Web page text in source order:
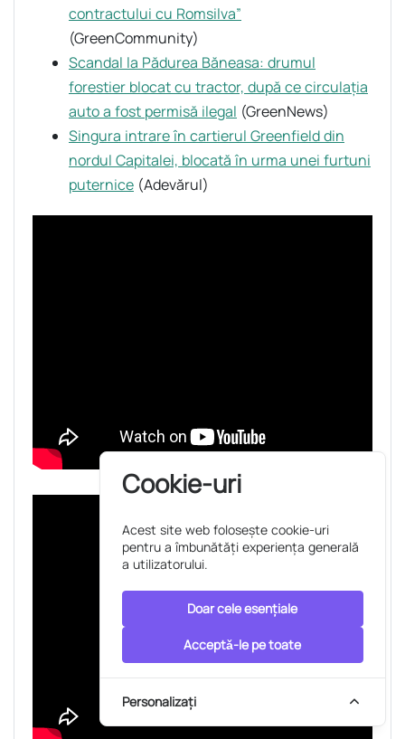
contractului cu Romsilva”
(GreenCommunity)
Scandal la Pădurea Băneasa: drumul
forestier blocat cu tractor, după ce circulația
auto a fost permisă ilegal (GreenNews)
Singura intrare în cartierul Greenfield din
nordul Capitalei, blocată în urma unei furtuni
puternice (Adevărul)
Cookie-uri
Acest site web folosește cookie-uri
pentru a îmbunătăți experiența generală
a utilizatorului.
Doar cele esențiale
Acceptǎ-le pe toate
Personalizați